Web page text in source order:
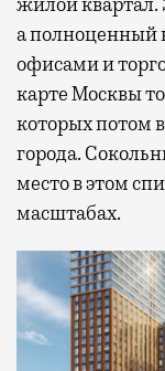
а полноценный
офисами и
карте Москвы
которых потом
города.
место в этом
масштабах.